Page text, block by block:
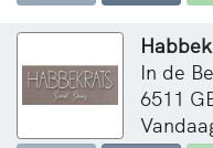
In de
6511